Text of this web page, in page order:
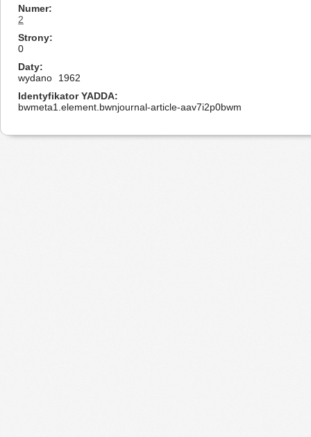
Numer
2
Strony
0
Daty
wydano
1962
Identyfikator YADDA
bwmeta1.element.bwnjournal-article-aav7i2p0bwm